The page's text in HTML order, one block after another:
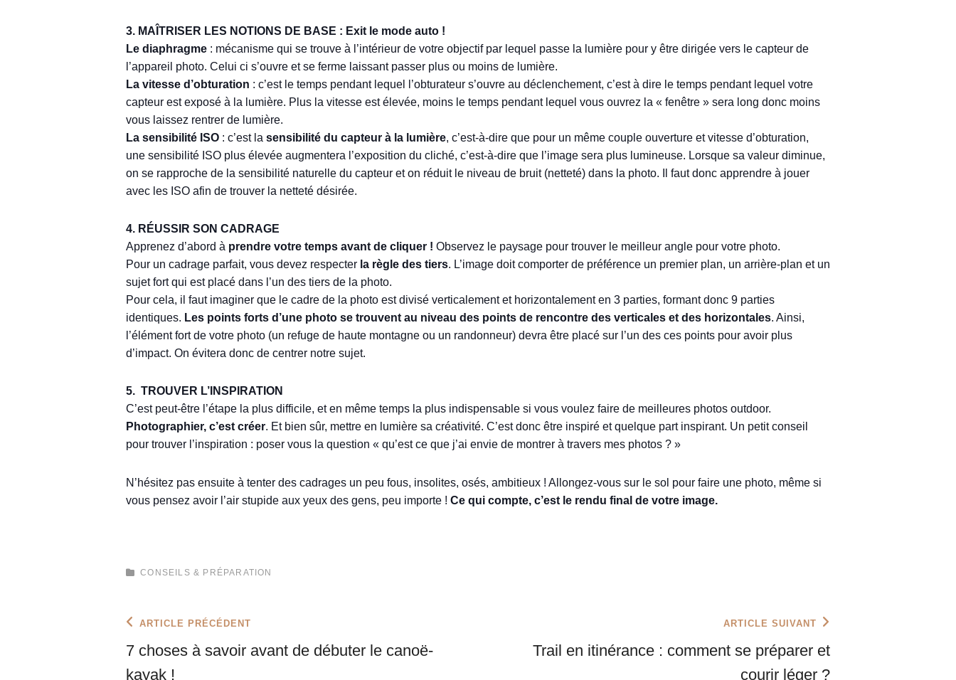
3. MAÎTRISER LES NOTIONS DE BASE : Exit le mode auto !
Le diaphragme : mécanisme qui se trouve à l’intérieur de votre objectif par lequel passe la lumière pour y être dirigée vers le capteur de
l’appareil photo. Celui ci s’ouvre et se ferme laissant passer plus ou moins de lumière.
La vitesse d’obturation : c’est le temps pendant lequel l’obturateur s’ouvre au déclenchement, c’est à dire le temps pendant lequel votre
capteur est exposé à la lumière. Plus la vitesse est élevée, moins le temps pendant lequel vous ouvrez la « fenêtre » sera long donc moins
vous laissez rentrer de lumière.
La sensibilité ISO : c’est la sensibilité du capteur à la lumière, c’est-à-dire que pour un même couple ouverture et vitesse d’obturation,
une sensibilité ISO plus élevée augmentera l’exposition du cliché, c’est-à-dire que l’image sera plus lumineuse. Lorsque sa valeur diminue,
on se rapproche de la sensibilité naturelle du capteur et on réduit le niveau de bruit (netteté) dans la photo. Il faut donc apprendre à jouer
avec les ISO afin de trouver la netteté désirée.
4. RÉUSSIR SON CADRAGE
Apprenez d’abord à prendre votre temps avant de cliquer ! Observez le paysage pour trouver le meilleur angle pour votre photo.
Pour un cadrage parfait, vous devez respecter la règle des tiers. L’image doit comporter de préférence un premier plan, un arrière-plan et un
sujet fort qui est placé dans l’un des tiers de la photo.
Pour cela, il faut imaginer que le cadre de la photo est divisé verticalement et horizontalement en 3 parties, formant donc 9 parties
identiques. Les points forts d’une photo se trouvent au niveau des points de rencontre des verticales et des horizontales. Ainsi,
l’élément fort de votre photo (un refuge de haute montagne ou un randonneur) devra être placé sur l’un des ces points pour avoir plus
d’impact. On évitera donc de centrer notre sujet.
5. TROUVER L’INSPIRATION
C’est peut-être l’étape la plus difficile, et en même temps la plus indispensable si vous voulez faire de meilleures photos outdoor.
Photographier, c’est créer. Et bien sûr, mettre en lumière sa créativité. C’est donc être inspiré et quelque part inspirant. Un petit conseil
pour trouver l’inspiration : poser vous la question « qu’est ce que j’ai envie de montrer à travers mes photos ? »
N’hésitez pas ensuite à tenter des cadrages un peu fous, insolites, osés, ambitieux ! Allongez-vous sur le sol pour faire une photo, même si
vous pensez avoir l’air stupide aux yeux des gens, peu importe ! Ce qui compte, c’est le rendu final de votre image.
CATEGORIES
CONSEILS & PRÉPARATION
Navigation
de
l’article
Previous
Post
ARTICLE PRÉCÉDENT
7 choses à savoir avant de débuter le canoë-
kayak !
ARTICLE SUIVANT
Trail en itinérance : comment se préparer et
courir léger ?